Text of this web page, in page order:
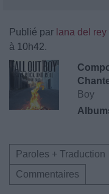
Publié par lana del rey
à 10h42.
Boy
Paroles + Traduction
Commentaires